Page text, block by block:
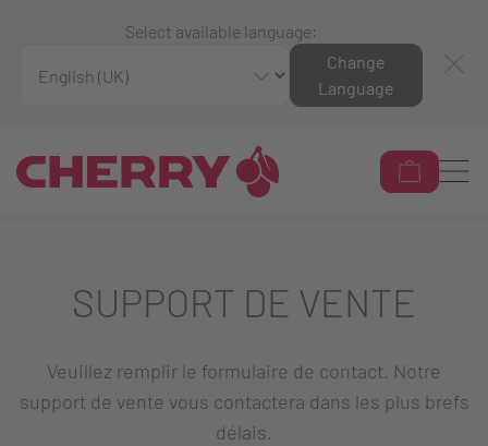
Select available language:
Change
Language
SUPPORT DE VENTE
Veuillez remplir le formulaire de contact. Notre
support de vente vous contactera dans les plus brefs
délais.